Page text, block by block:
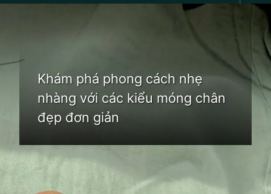
Khám phá phong cách nhẹ
nhàng với các kiểu móng chân
đẹp đơn giản